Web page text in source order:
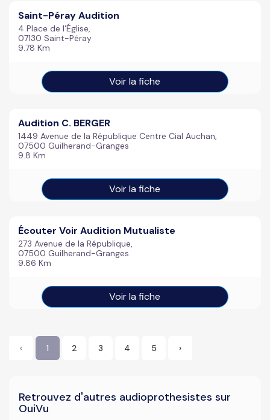
Saint-Péray Audition
4 Place de l'Église,
07130 Saint-Péray
9.78 Km
Voir la fiche
Audition C. BERGER
1449 Avenue de la République Centre Cial Auchan,
07500 Guilherand-Granges
9.8 Km
Voir la fiche
Écouter Voir Audition Mutualiste
273 Avenue de la République,
07500 Guilherand-Granges
9.86 Km
Voir la fiche
‹ 1 2 3 4 5 ›
Retrouvez d'autres audioprothesistes sur
OuiVu